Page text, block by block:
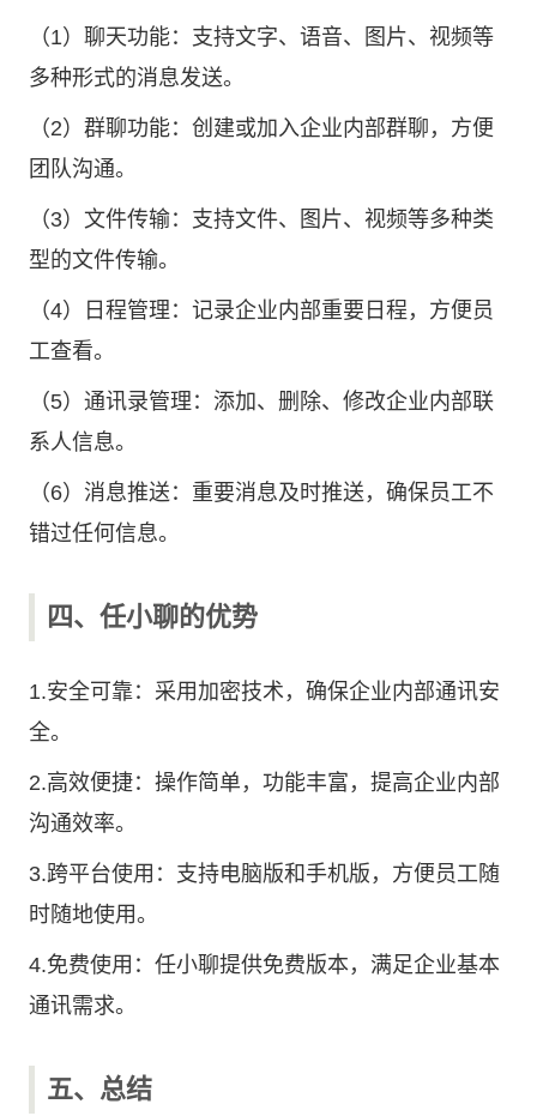
（1）聊天功能：支持文字、语音、图片、视频等
多种形式的消息发送。
（2）群聊功能：创建或加入企业内部群聊，方便
团队沟通。
（3）文件传输：支持文件、图片、视频等多种类
型的文件传输。
（4）日程管理：记录企业内部重要日程，方便员
工查看。
（5）通讯录管理：添加、删除、修改企业内部联
系人信息。
（6）消息推送：重要消息及时推送，确保员工不
错过任何信息。
四、任小聊的优势
1.安全可靠：采用加密技术，确保企业内部通讯安
全。
2.高效便捷：操作简单，功能丰富，提高企业内部
沟通效率。
3.跨平台使用：支持电脑版和手机版，方便员工随
时随地使用。
4.免费使用：任小聊提供免费版本，满足企业基本
通讯需求。
五、总结